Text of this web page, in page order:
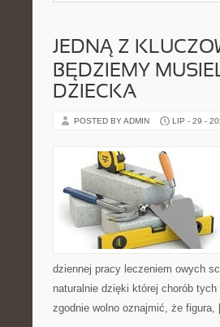
JEDNĄ Z
BĘDZIEMY
DZIECKA
POSTED BY ADMIN LIP - 29 -
dziennej pracy leczeniem owych
naturalnie dzięki której chorób
zgodnie wolno oznajmić, że